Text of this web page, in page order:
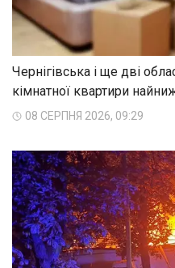
Чернігівська і ще дві
кімнатної квартири
08 СЕРПНЯ 2026, 09:29